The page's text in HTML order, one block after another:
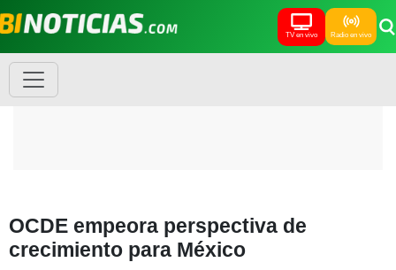
TV en vivo Radio en vivo
OCDE empeora perspectiva de
crecimiento para México